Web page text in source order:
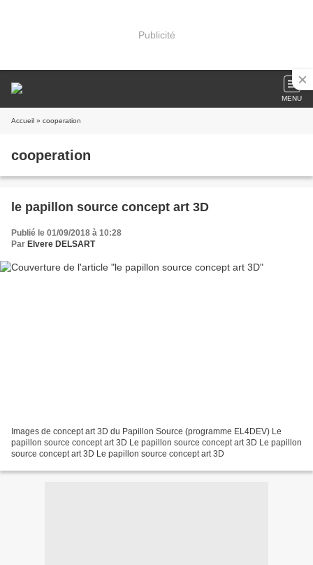
Publicité
MENU
Accueil » cooperation
cooperation
le papillon source concept art 3D
Publié le 01/09/2018 à 10:28
Par Elvere DELSART
Images de concept art 3D du Papillon Source (programme EL4DEV) Le
papillon source concept art 3D Le papillon source concept art 3D Le papillon
source concept art 3D Le papillon source concept art 3D